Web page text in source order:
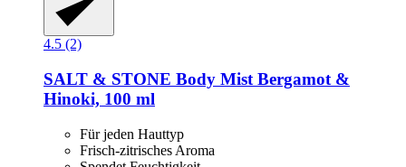
4.5 (2)
SALT & STONE Body Mist Bergamot &
Hinoki, 100 ml
Für jeden Hauttyp
Frisch-zitrisches Aroma